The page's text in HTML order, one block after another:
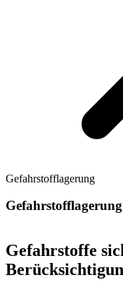
Gefahrstofflagerung
Gefahrstofflagerung
Gefahrstoffe